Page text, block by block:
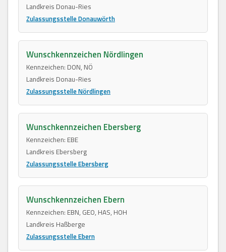
Landkreis Donau-Ries
Zulassungsstelle Donauwörth
Wunschkennzeichen Nördlingen
Kennzeichen: DON, NÖ
Landkreis Donau-Ries
Zulassungsstelle Nördlingen
Wunschkennzeichen Ebersberg
Kennzeichen: EBE
Landkreis Ebersberg
Zulassungsstelle Ebersberg
Wunschkennzeichen Ebern
Kennzeichen: EBN, GEO, HAS, HOH
Landkreis Haßberge
Zulassungsstelle Ebern